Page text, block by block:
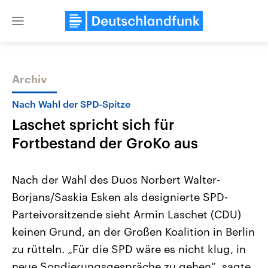
Close
Themen
Landtagswahl Sachsen-Anhalt
2026
Alle Informationen
Sachsen-Anhalt wählt am 6.
September 2026 einen neuen
Landtag. Seit 2021 wird das
Bundesland von einer Koalition aus
USA
Aktuelle Beiträge,
Hintergründe
Wirtschaftlich und
gehören die Vereinigten
den mächtigsten Ländern
mit großem Einfluss auf
Archiv
Nach Wahl der SPD-Spitze
Laschet spricht sich für
Fortbestand der GroKo aus
Nach der Wahl des Duos Norbert Walter-
Borjans/Saskia Esken als designierte SPD-
Parteivorsitzende sieht Armin Laschet (CDU)
keinen Grund, an der Großen Koalition in Berlin
zu rütteln. „Für die SPD wäre es nicht klug, in